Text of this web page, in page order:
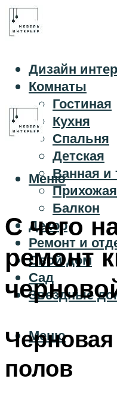
Дизайн
Комнаты
Гостиная
Кухня
Спальня
Детская
Ванная и
Прихожая
Балкон
Декор
Ремонт и
Свой дом
Сад
Звездные
Меню
Меню
С чего
ремонт
полов